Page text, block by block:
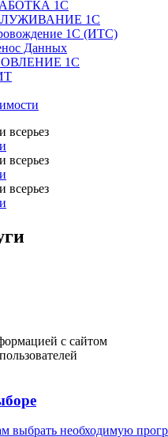
1С
1С
1С (ИТС)
Данных
1С
всерьез
всерьез
всерьез
с сайтом
необходимую